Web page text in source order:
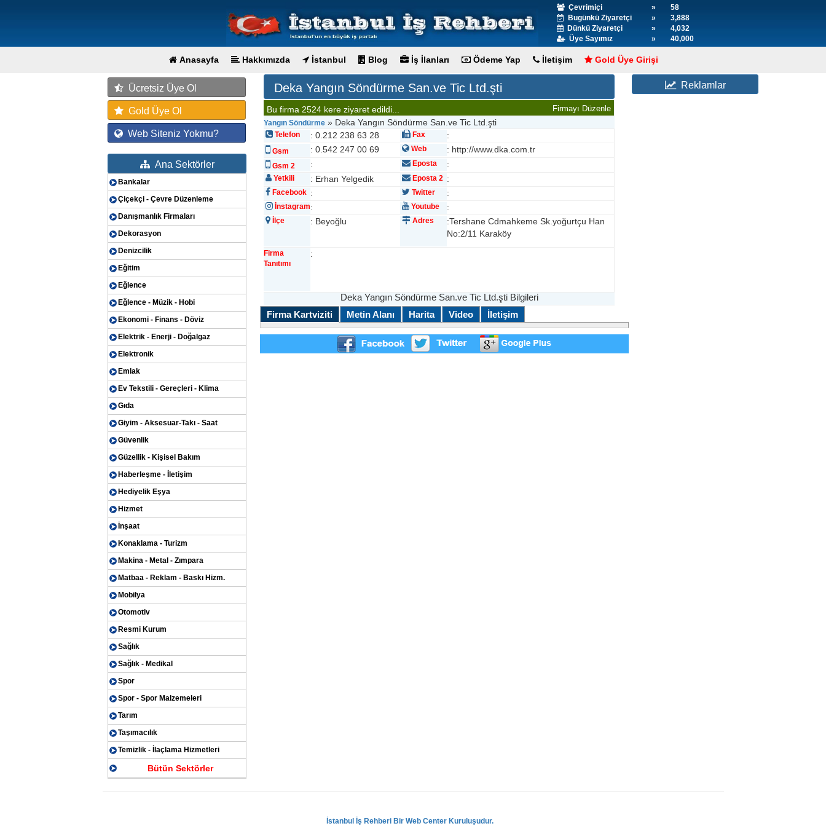
Çevrimiçi »
58
Bugünkü Ziyaretçi
»
3,888
Dünkü Ziyaretçi
»
4,032
Üye Sayımız
» 40,000
Anasayfa Hakkımızda İstanbul Blog İş İlanları Ödeme Yap İletişim Gold Üye Girişi
Ücretsiz Üye Ol
Gold Üye Ol
Web Siteniz Yokmu?
Ana Sektörler
Bankalar
Çiçekçi - Çevre Düzenleme
Danışmanlık Firmaları
Dekorasyon
Denizcilik
Eğitim
Eğlence
Eğlence - Müzik - Hobi
Ekonomi - Finans - Döviz
Elektrik - Enerji - Doğalgaz
Elektronik
Emlak
Ev Tekstili - Gereçleri - Klima
Gıda
Giyim - Aksesuar-Takı - Saat
Güvenlik
Güzellik - Kişisel Bakım
Haberleşme - İletişim
Hediyelik Eşya
Hizmet
İnşaat
Konaklama - Turizm
Makina - Metal - Zımpara
Matbaa - Reklam - Baskı Hizm.
Mobilya
Otomotiv
Resmi Kurum
Sağlık
Sağlık - Medikal
Spor
Spor - Spor Malzemeleri
Tarım
Taşımacılık
Temizlik - İlaçlama Hizmetleri
Bütün Sektörler
Deka Yangın Söndürme San.ve Tic Ltd.şti
Bu firma 2524 kere ziyaret edildi... Firmayı Düzenle
Yangın Söndürme » Deka Yangın Söndürme San.ve Tic Ltd.şti
Telefon : 0.212 238 63 28 Fax :
Gsm : 0.542 247 00 69 Web : http://www.dka.com.tr
Gsm 2 : Eposta :
Yetkili : Erhan Yelgedik Eposta 2 :
Facebook : Twitter :
İnstagram: Youtube :
İlçe : Beyoğlu Adres
:Tershane Cdmahkeme Sk.yoğurtçu Han
No:2/11 Karaköy
Firma
Tanıtımı
:
Deka Yangın Söndürme San.ve Tic Ltd.şti Bilgileri
Firma Kartviziti
Metin Alanı Harita Video İletişim
Reklamlar
İstanbul İş Rehberi Bir Web Center Kuruluşudur.